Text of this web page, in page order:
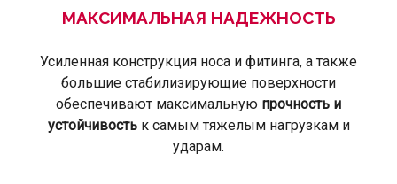
МАКСИМАЛЬНАЯ НАДЕЖНОСТЬ
Усиленная конструкция носа и фитинга, а также
большие стабилизирующие поверхности
обеспечивают максимальную прочность и
устойчивостьк самым тяжелым нагрузкам и
ударам.